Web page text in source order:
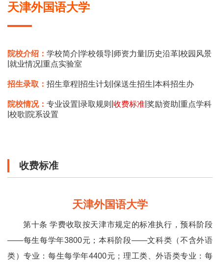
天津外国语大学
院校介绍： 学校简介 学校领导 师资力量 历史沿革 校园风景
就业情况 重点实验室
招生录取： 招生章程 招生计划 保送生招生 本科招生办
院校情况： 专业设置 录取规则 收费标准 奖励资助 重点学科
校歌 院系设置
收费标准
天津外国语大学
第十条 学费收取按天津市规定的标准执行，预科阶段
——每生每学年3800元；本科阶段——文科类（不含外语
类）专业：每生每学年4400元；理工类、外语类专业：每